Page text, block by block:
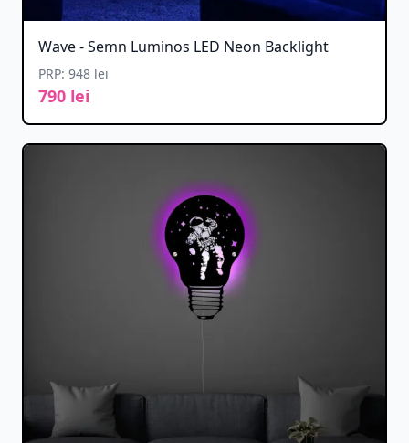
Wave - Semn Luminos LED Neon Backlight
PRP: 948 lei
790 lei